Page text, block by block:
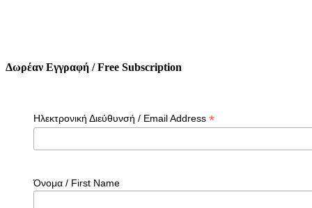
Δωρέαν Εγγραφή / Free Subscription
Ηλεκτρονική Διεύθυνσή / Email Address *
Όνομα / First Name